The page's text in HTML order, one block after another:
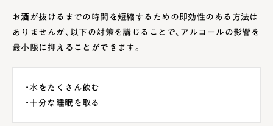
お酒が抜けるまでの時間を短縮するための即効性のある方法は
ありませんが、以下の対策を講じることで、アルコールの影響を
最小限に抑えることができます。
・水をたくさん飲む
・十分な睡眠を取る